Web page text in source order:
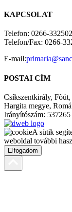
KAPCSOLAT
Telefon: 0266-332502
Telefon/Fax: 0266-
E-mail:
POSTAI CÍM
Csíkszentkirály, Fõút,
Hargita megye,
Irányítószám: 537265
A sütik
weboldal további
Elfogadom